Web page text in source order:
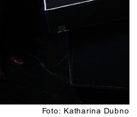
Foto: Katharina Dubno